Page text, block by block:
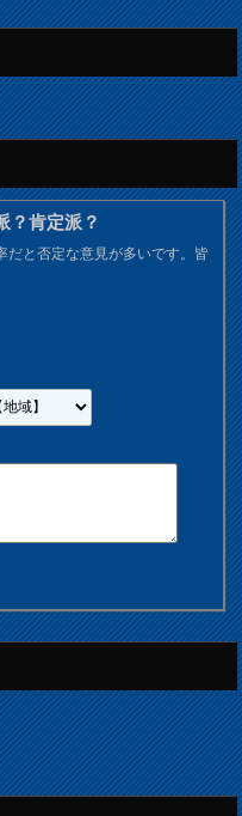
肯定派？
だと否定な意見が多いです。皆